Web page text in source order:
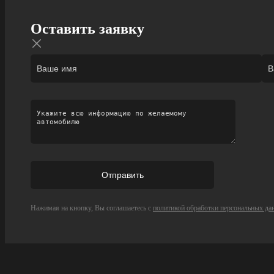
Оставить заявку
Нажимая на кнопку, Вы соглашаетесь с политикой обработки персональных